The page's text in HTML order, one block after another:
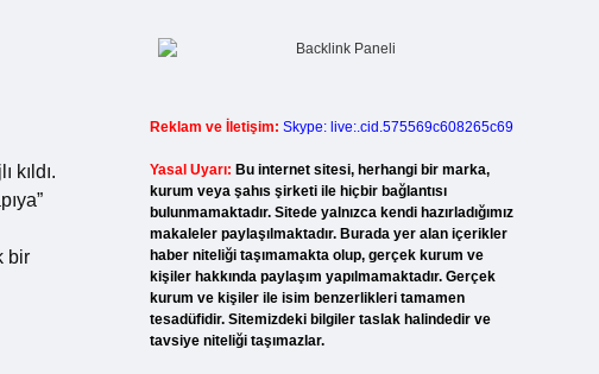
kıldı.
bir
Reklam ve İletişim: Skype: live:.cid.575569c608265c69
Yasal Uyarı: Bu internet sitesi, herhangi bir marka,
kurum veya şahıs şirketi ile hiçbir bağlantısı
bulunmamaktadır. Sitede yalnızca kendi hazırladığımız
makaleler paylaşılmaktadır. Burada yer alan içerikler
haber niteliği taşımamakta olup, gerçek kurum ve
kişiler hakkında paylaşım yapılmamaktadır. Gerçek
kurum ve kişiler ile isim benzerlikleri tamamen
tesadüfidir. Sitemizdeki bilgiler taslak halindedir ve
tavsiye niteliği taşımazlar.